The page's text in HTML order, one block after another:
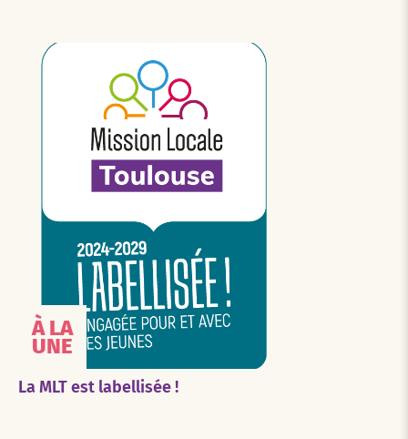
À LA
UNE
La MLT est labellisée !